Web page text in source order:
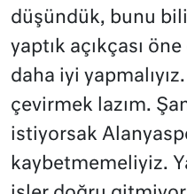
düşündük, bunu
yaptık açıkçası
daha iyi
çevirmek lazım.
istiyorsak
kaybetmemeliyiz.